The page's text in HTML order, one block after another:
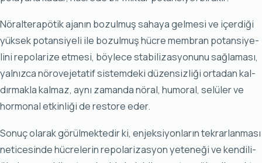
Nö­ral­te­ra­pö­tik aja­nın bo­zul­muş sa­ha­ya gel­me­si ve içer­di­ği
yük­sek po­tan­si­ye­li ile bo­zul­muş hüc­re mem­bran po­tan­si­ye­
li­ni re­po­la­ri­ze et­me­si, böy­le­ce sta­bi­li­zas­yo­nu­nu sağ­la­ma­sı,
yal­nız­ca nö­ro­ve­je­ta­tif sis­tem­de­ki dü­zen­siz­li­ği or­ta­dan kal­
dır­mak­la kal­maz, ay­nı za­man­da nö­ral, hu­mo­ral, se­lü­ler ve
hor­mo­nal et­kin­li­ği de res­to­re eder.
So­nuç ola­rak gö­rül­mek­te­dir ki, en­jek­si­yon­la­rın tek­rar­lan­ma­sı
ne­ti­ce­sin­de hüc­re­le­rin re­po­la­ri­zas­yon ye­te­ne­ği ve ken­di­li­